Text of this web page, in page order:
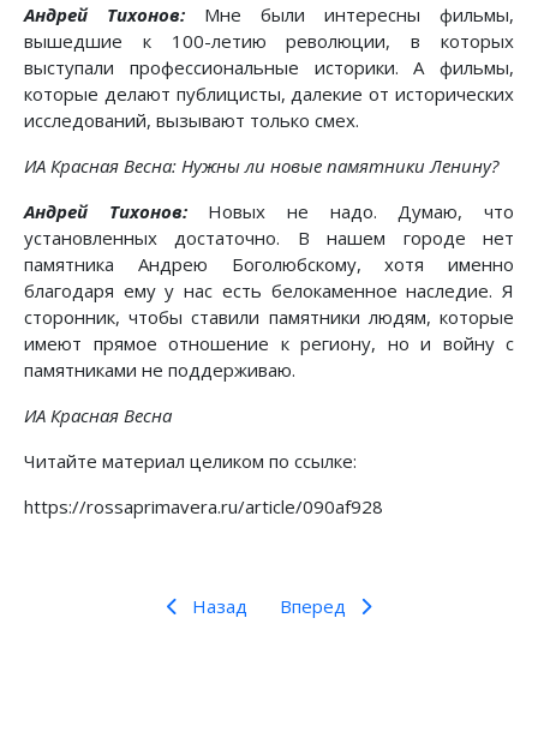
Андрей Тихонов: Мне были интересны фильмы,
вышедшие к 100-летию революции, в которых
выступали профессиональные историки. А фильмы,
которые делают публицисты, далекие от исторических
исследований, вызывают только смех.
ИА Красная Весна: Нужны ли новые памятники Ленину?
Андрей Тихонов:Новых не надо. Думаю, что
установленных достаточно. В нашем городе нет
памятника Андрею Боголюбскому, хотя именно
благодаря ему у нас есть белокаменное наследие. Я
сторонник, чтобы ставили памятники людям, которые
имеют прямое отношение к региону, но и войну с
памятниками не поддерживаю.
ИА Красная Весна
Читайте материал целиком по ссылке:
https://rossaprimavera.ru/article/090af928
Назад Вперед